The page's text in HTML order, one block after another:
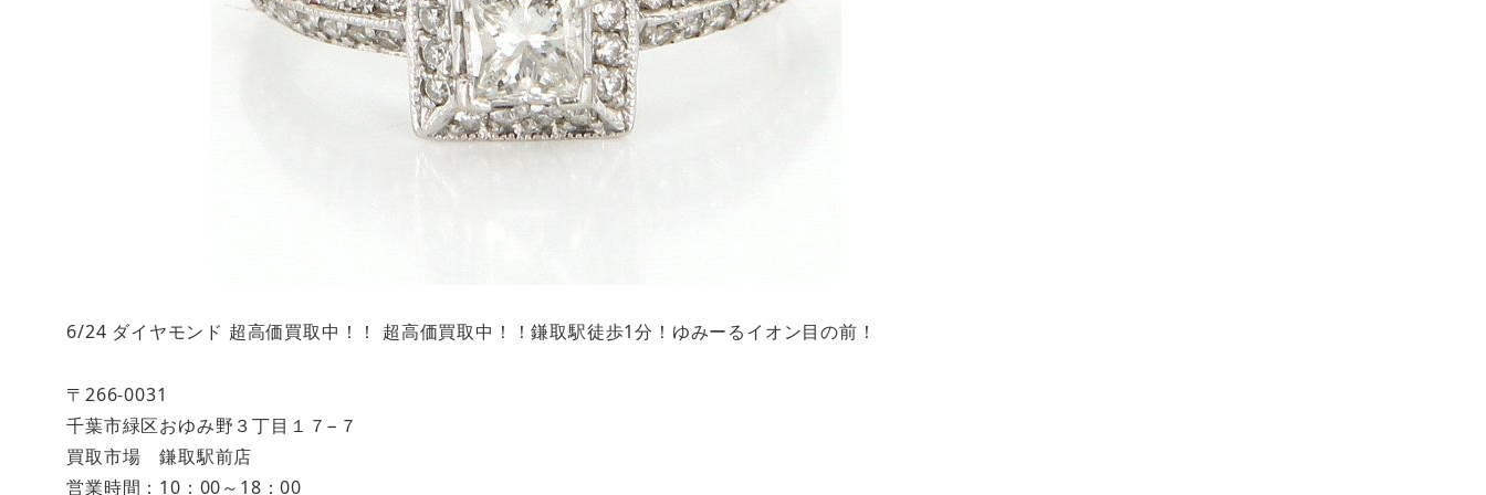
6/24 ダイヤモンド 超高価買取中！！ 超高価買取中！！鎌取駅徒歩1分！ゆみーるイオン目の前！
〒266-0031
千葉市緑区おゆみ野３丁目１７−７
買取市場 鎌取駅前店
営業時間：10：00～18：00